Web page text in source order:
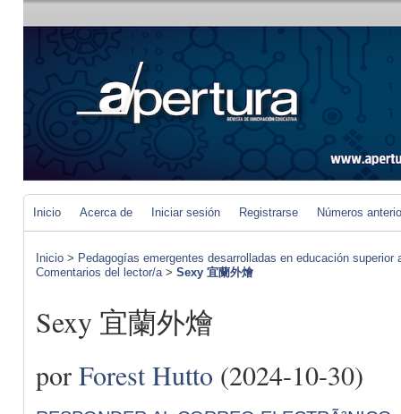
Inicio Acerca de Iniciar sesión Registrarse Números
Inicio > Pedagogías emergentes desarrolladas en educación
Comentarios del lector/a> Sexy 宜蘭外燴
Sexy 宜蘭外燴
por Forest Hutto (2024-10-30)